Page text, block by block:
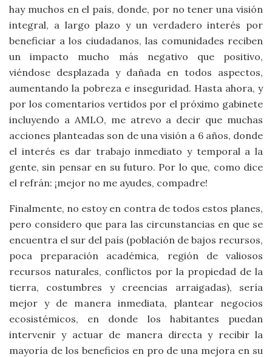
hay muchos en el país, donde, por no tener una visión
integral, a largo plazo y un verdadero interés por
beneficiar a los ciudadanos, las comunidades reciben
un impacto mucho más negativo que positivo,
viéndose desplazada y dañada en todos aspectos,
aumentando la pobreza e inseguridad. Hasta ahora, y
por los comentarios vertidos por el próximo gabinete
incluyendo a AMLO, me atrevo a decir que muchas
acciones planteadas son de una visión a 6 años, donde
el interés es dar trabajo inmediato y temporal a la
gente, sin pensar en su futuro. Por lo que, como dice
el refrán: ¡mejor no me ayudes, compadre!
Finalmente, no estoy en contra de todos estos planes,
pero considero que para las circunstancias en que se
encuentra el sur del país (población de bajos recursos,
poca preparación académica, región de valiosos
recursos naturales, conflictos por la propiedad de la
tierra, costumbres y creencias arraigadas), sería
mejor y de manera inmediata, plantear negocios
ecosistémicos, en donde los habitantes puedan
intervenir y actuar de manera directa y recibir la
mayoría de los beneficios en pro de una mejora en su